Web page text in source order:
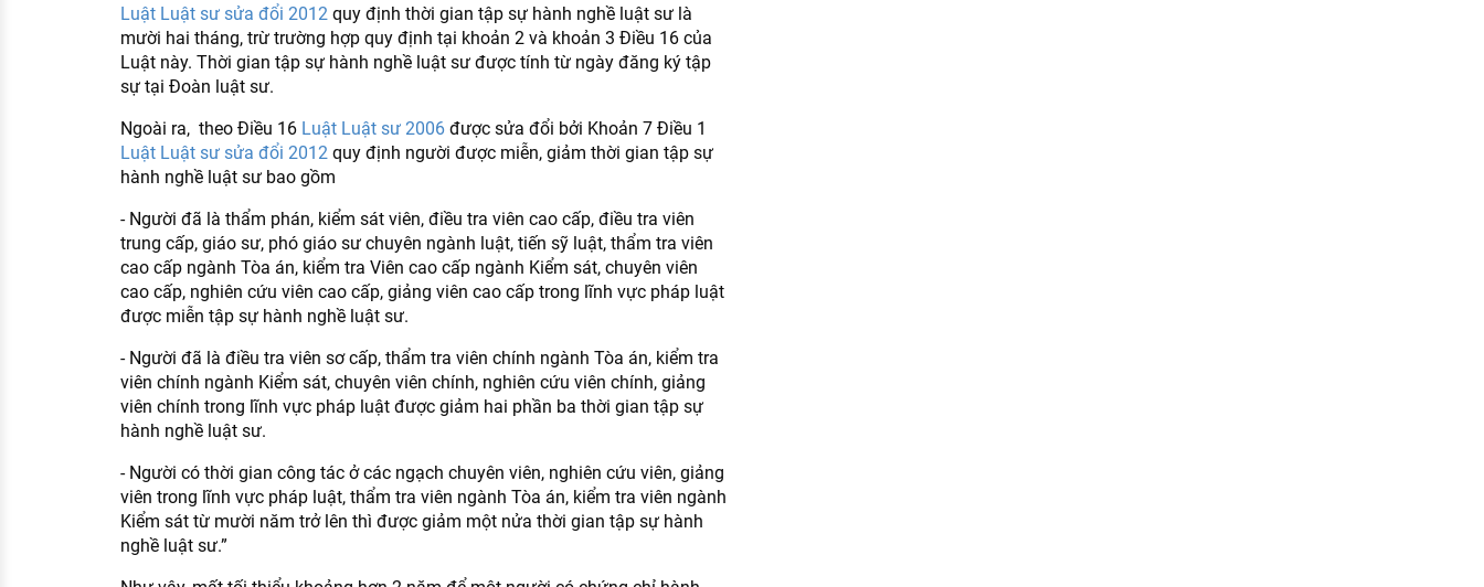
Luật Luật sư sửa đổi 2012quy định thời gian tập sự hành nghề luật sư là
mười hai tháng, trừ trường hợp quy định tại khoản 2 và khoản 3 Điều 16 của
Luật này. Thời gian tập sự hành nghề luật sư được tính từ ngày đăng ký tập
sự tại Đoàn luật sư.
Ngoài ra, theo Điều 16 Luật Luật sư 2006được sửa đổi bởi Khoản 7 Điều 1
Luật Luật sư sửa đổi 2012quy định người được miễn, giảm thời gian tập sự
hành nghề luật sư bao gồm
- Người đã là thẩm phán, kiểm sát viên, điều tra viên cao cấp, điều tra viên
trung cấp, giáo sư, phó giáo sư chuyên ngành luật, tiến sỹ luật, thẩm tra viên
cao cấp ngành Tòa án, kiểm tra Viên cao cấp ngành Kiểm sát, chuyên viên
cao cấp, nghiên cứu viên cao cấp, giảng viên cao cấp trong lĩnh vực pháp luật
được miễn tập sự hành nghề luật sư.
- Người đã là điều tra viên sơ cấp, thẩm tra viên chính ngành Tòa án, kiểm tra
viên chính ngành Kiểm sát, chuyên viên chính, nghiên cứu viên chính, giảng
viên chính trong lĩnh vực pháp luật được giảm hai phần ba thời gian tập sự
hành nghề luật sư.
- Người có thời gian công tác ở các ngạch chuyên viên, nghiên cứu viên, giảng
viên trong lĩnh vực pháp luật, thẩm tra viên ngành Tòa án, kiểm tra viên ngành
Kiểm sát từ mười năm trở lên thì được giảm một nửa thời gian tập sự hành
nghề luật sư.”